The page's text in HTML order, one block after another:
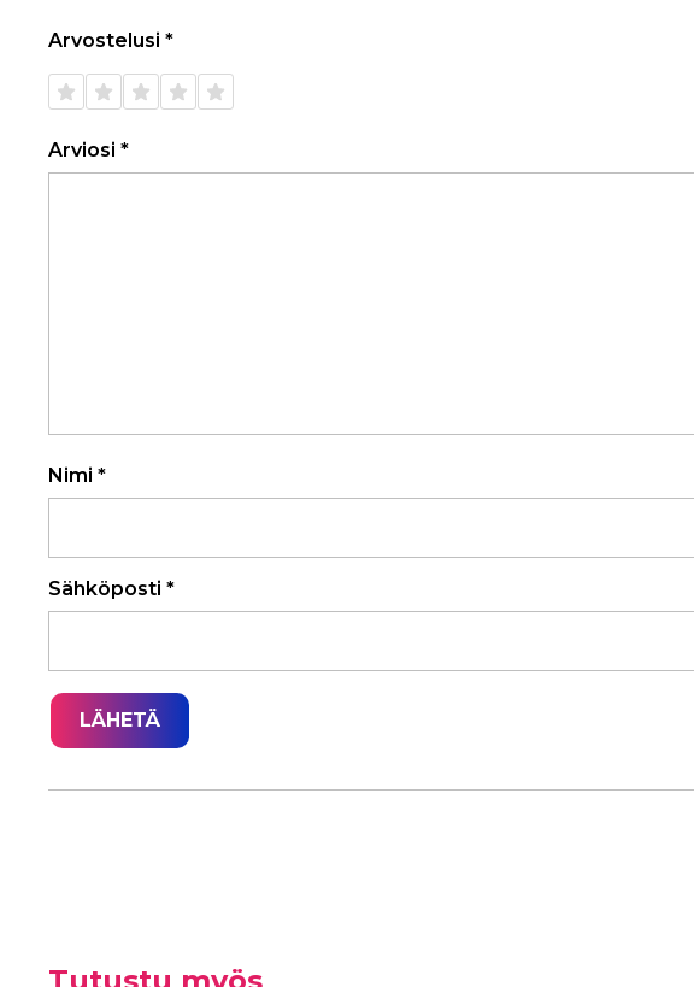
Arvostelusi *
1/5
tähteä
2/5
tähteä
3/5
tähteä
4/5
tähteä
5/5
tähteä
Arviosi *
Nimi *
Sähköposti *